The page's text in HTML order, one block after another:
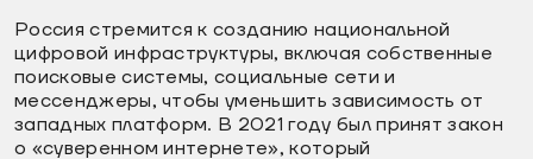
Россия стремится к созданию национальной
цифровой инфраструктуры, включая собственные
поисковые системы, социальные сети и
мессенджеры, чтобы уменьшить зависимость от
западных платформ. В 2021 году был принят закон
о «суверенном интернете», который